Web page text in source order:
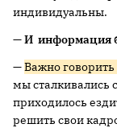
индивидуальны.
—И информация
—Важно
мы сталкивались
приходилось
решить свои